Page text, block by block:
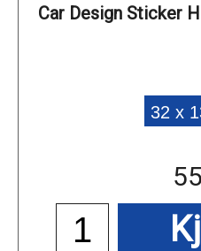
Car Design Sticker
32 x